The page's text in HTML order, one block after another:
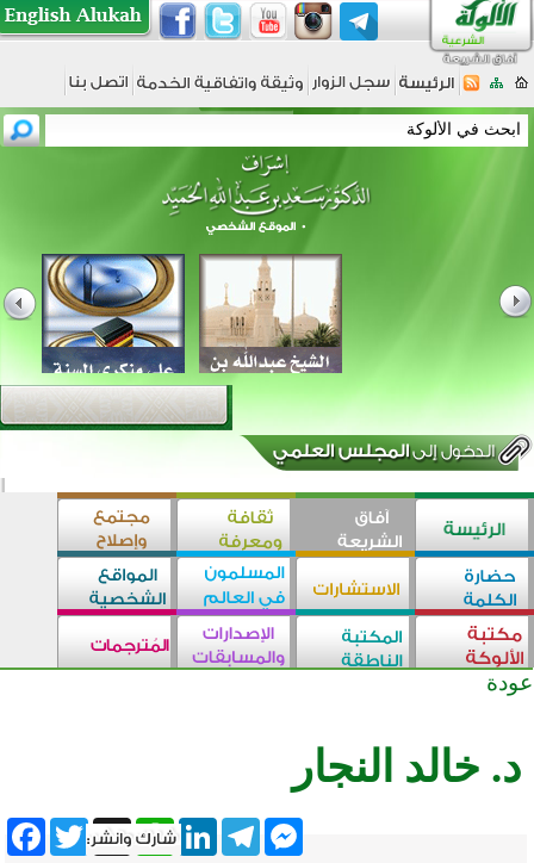
عودة
د. خالد النجار
Twitter X
WhatsAppLinkedInTelegram
Messenger